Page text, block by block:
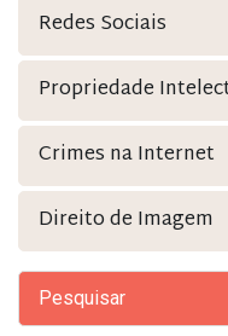
Redes Sociais
Propriedade
Crimes na Internet
Direito de Imagem